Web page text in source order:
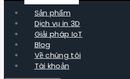
Sản phẩm
Dịch vụ in 3D
Giải pháp IoT
Blog
Về chúng tôi
Tài khoản